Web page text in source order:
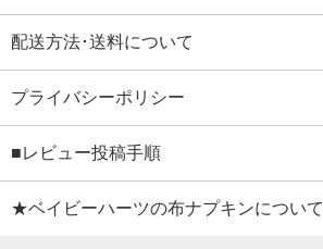
配送方法･送料について
プライバシーポリシー
■レビュー投稿手順
★ベイビーハーツの布ナプキンについて